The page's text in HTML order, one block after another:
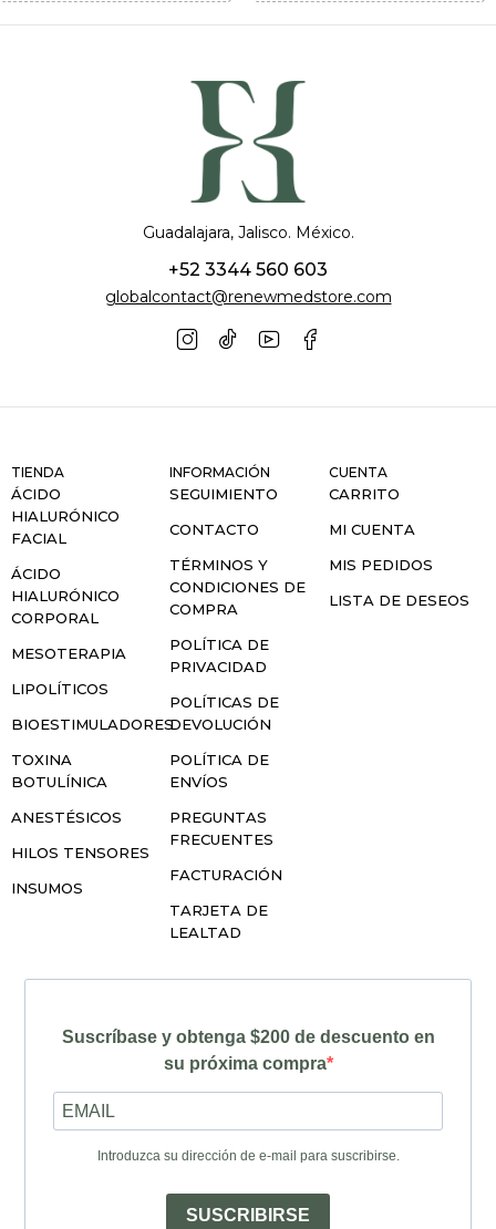
Guadalajara, Jalisco. México.
+52 3344 560 603
globalcontact@renewmedstore.com
TIENDA
ÁCIDO
HIALURÓNICO
FACIAL
ÁCIDO
HIALURÓNICO
CORPORAL
MESOTERAPIA
LIPOLÍTICOS
BIOESTIMULADORES
TOXINA
BOTULÍNICA
ANESTÉSICOS
HILOS TENSORES
INSUMOS
INFORMACIÓN
SEGUIMIENTO
CONTACTO
TÉRMINOS Y
CONDICIONES DE
COMPRA
POLÍTICA DE
PRIVACIDAD
POLÍTICAS DE
DEVOLUCIÓN
POLÍTICA DE
ENVÍOS
PREGUNTAS
FRECUENTES
FACTURACIÓN
TARJETA DE
LEALTAD
CUENTA
CARRITO
MI CUENTA
MIS PEDIDOS
LISTA DE DESEOS
Suscríbase y obtenga $200 de descuento en
su próxima compra
Introduzca su dirección de e-mail para suscribirse.
SUSCRIBIRSE